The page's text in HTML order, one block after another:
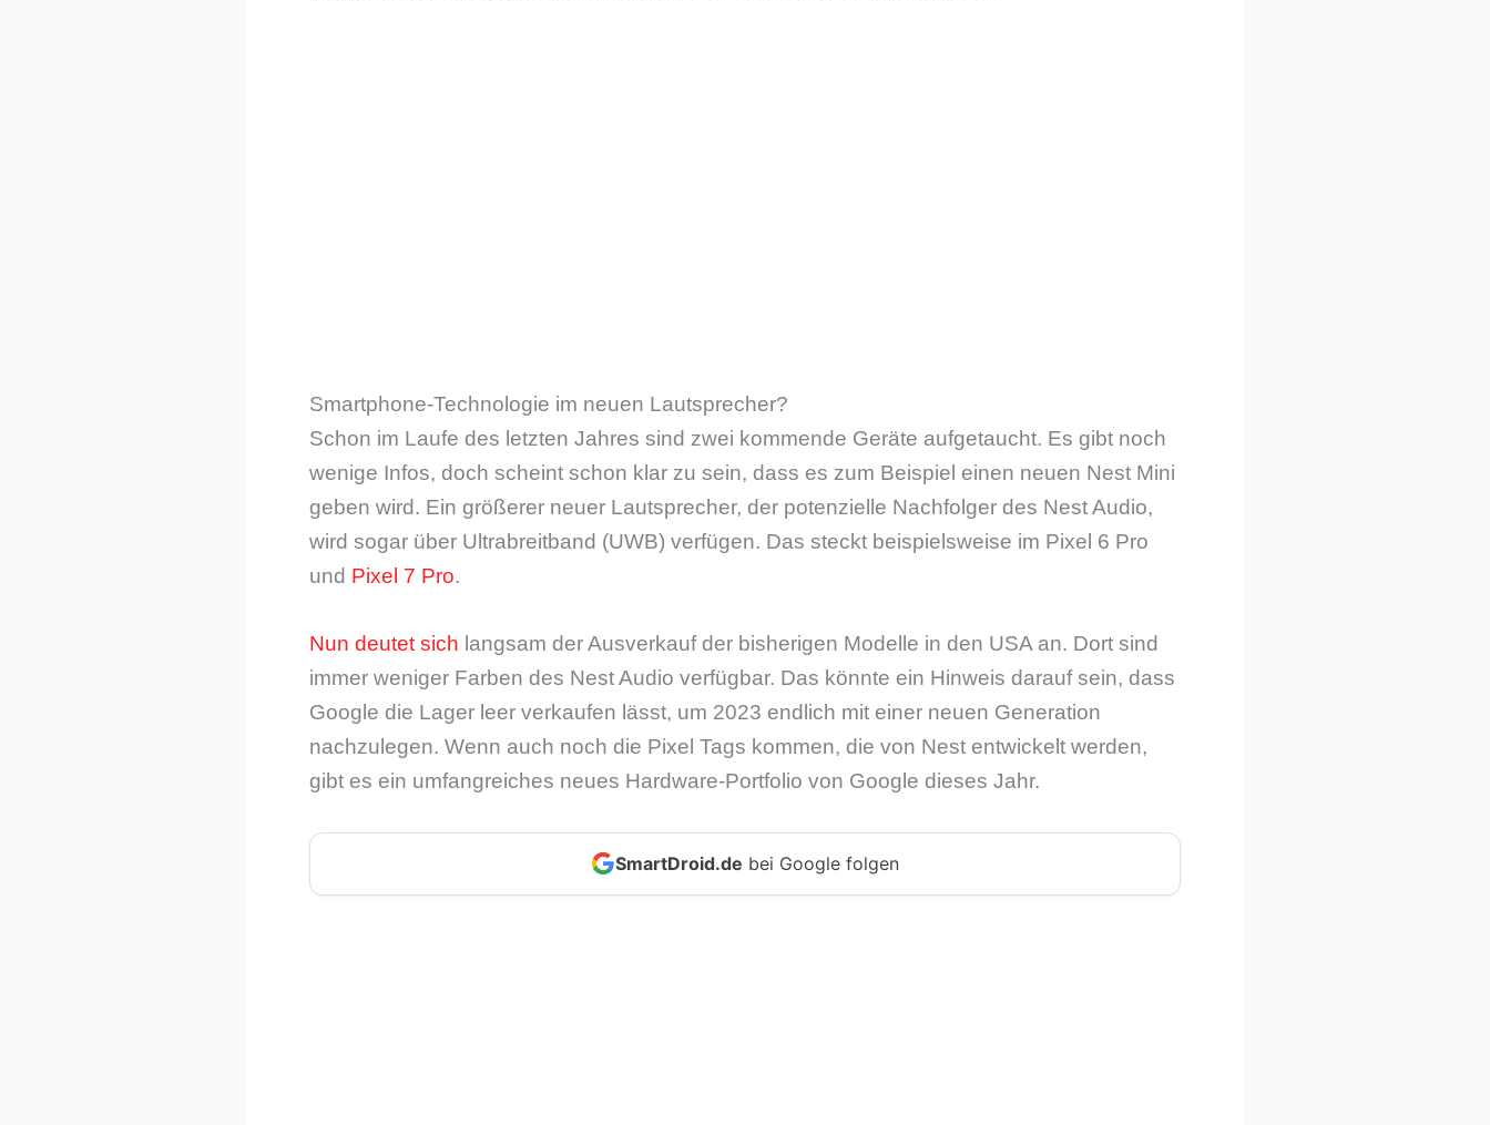
Smartphone-Technologie im neuen Lautsprecher?
Schon im Laufe des letzten Jahres sind zwei kommende Geräte aufgetaucht. Es gibt noch
wenige Infos, doch scheint schon klar zu sein, dass es zum Beispiel einen neuen Nest Mini
geben wird. Ein größerer neuer Lautsprecher, der potenzielle Nachfolger des Nest Audio,
wird sogar über Ultrabreitband (UWB) verfügen. Das steckt beispielsweise im Pixel 6 Pro
und Pixel 7 Pro.
Nun deutet sich langsam der Ausverkauf der bisherigen Modelle in den USA an. Dort sind
immer weniger Farben des Nest Audio verfügbar. Das könnte ein Hinweis darauf sein, dass
Google die Lager leer verkaufen lässt, um 2023 endlich mit einer neuen Generation
nachzulegen. Wenn auch noch die Pixel Tags kommen, die von Nest entwickelt werden,
gibt es ein umfangreiches neues Hardware-Portfolio von Google dieses Jahr.
SmartDroid.de bei Google folgen